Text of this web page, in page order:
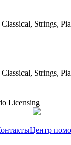
Classical, Strings,
Classical, Strings,
Licensing
Центр